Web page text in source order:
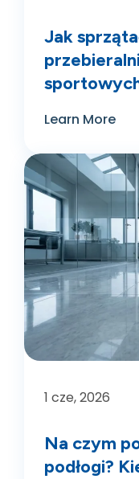
Jak
Learn More
1 cze, 2026
Na czym
podłogi?